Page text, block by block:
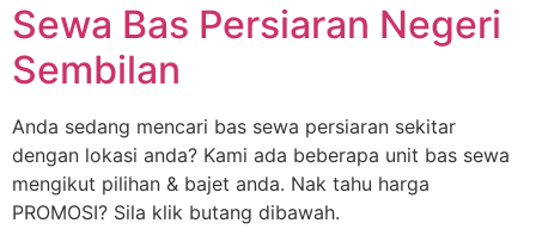
Sewa Bas Persiaran Negeri
Sembilan
Anda sedang mencari bas sewa persiaran sekitar
dengan lokasi anda? Kami ada beberapa unit bas sewa
mengikut pilihan & bajet anda. Nak tahu harga
PROMOSI? Sila klik butang dibawah.